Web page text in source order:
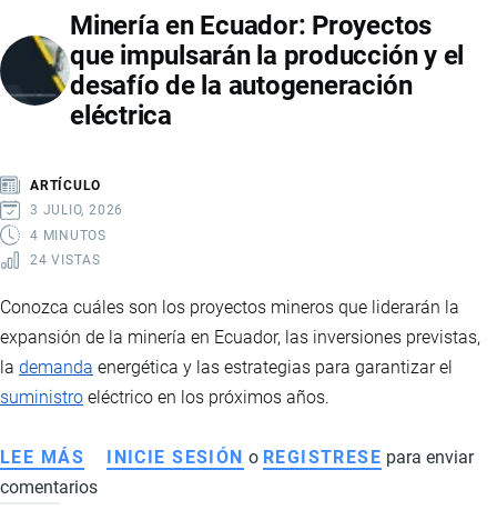
DEL
TRABAJO
Y
DESARROLLO
DE
LA
REFORMA
REORGANIZA
ESTADO
Minería en Ecuador: Proyectos
que impulsarán la producción y el
desafío de la autogeneración
eléctrica
ARTÍCULO
3 JULIO, 2026
4 MINUTOS
24 VISTAS
Conozca cuáles son los proyectos mineros que liderarán la
expansión de la minería en Ecuador, las inversiones previstas,
la demanda energética y las estrategias para garantizar el
suministro eléctrico en los próximos años.
LEE MÁS SOBRE
MINERÍA
INICIE SESIÓN o REGISTRESE para enviar
comentarios